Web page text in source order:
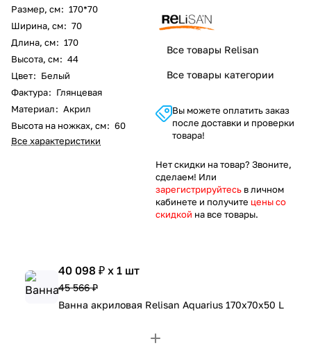
Размер, см: 170*70
Ширина, см: 70
Длина, см: 170
Высота, см: 44
Цвет: Белый
Фактура: Глянцевая
Материал: Акрил
Высота на ножках, см: 60
Все характеристики
Все товары Relisan
Все товары категории
Вы можете оплатить заказ
после доставки и проверки
товара!
Нет скидки на товар? Звоните,
сделаем! Или
зарегистрируйтесь в личном
кабинете и получите цены со
скидкой на все товары.
40 098 ₽ x 1 шт
45 566 ₽
Ванна акриловая Relisan Aquarius 170х70х50 L